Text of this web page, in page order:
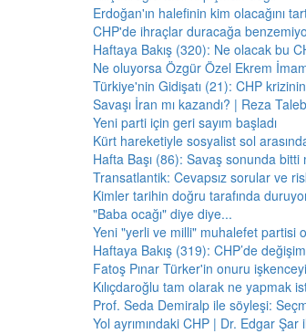
Erdoğan'ın halefinin kim olacağını
CHP'de ihraçlar duracağa
Haftaya Bakış (320): Ne olacak bu
Ne oluyorsa Özgür Özel Ekrem
Türkiye'nin Gidişatı (21): CHP
Savaşı İran mı kazandı? | Reza
Yeni parti için geri sayım başladı
Kürt hareketiyle sosyalist sol
Hafta Başı (86): Savaş sonunda
Transatlantik: Cevapsız sorular ve
Kimler tarihin doğru tarafında
"Baba ocağı" diye diye...
Yeni "yerli ve milli" muhalefet partisi
Haftaya Bakış (319): CHP’de
Fatoş Pınar Türker'in onuru
Kılıçdaroğlu tam olarak ne yapmak
Prof. Seda Demiralp ile söyleşi:
Yol ayrımındaki CHP | Dr. Edgar Şar